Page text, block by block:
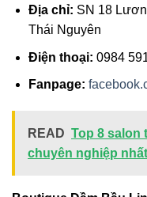
Địa chỉ: SN 18
Thái Nguyên
Điện thoại: 0984
Fanpage:
READ Top 8 salon
chuyên nghiệp